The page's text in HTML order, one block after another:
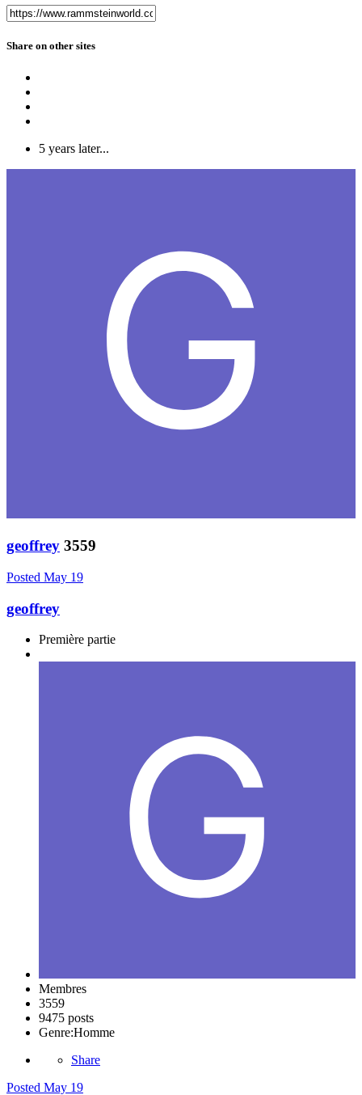
Share on other sites
5 years later...
geoffrey 3559
Posted May 19
geoffrey
Première partie
Membres
3559
9475 posts
Genre:Homme
Share
Posted May 19